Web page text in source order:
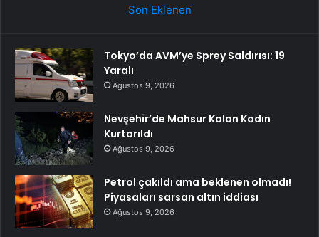
Son Eklenen
Tokyo’da AVM’ye Sprey Saldırısı: 19
Yaralı
Ağustos 9, 2026
Nevşehir’de Mahsur Kalan Kadın
Kurtarıldı
Ağustos 9, 2026
Petrol çakıldı ama beklenen olmadı!
Piyasaları sarsan altın iddiası
Ağustos 9, 2026